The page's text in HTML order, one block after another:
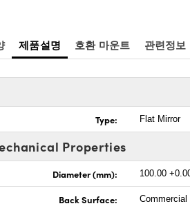
제품설명 호환 마운트 관련정보
Type: Flat Mirror
Properties
Diameter (mm): 100.00
Back Surface: Commercial